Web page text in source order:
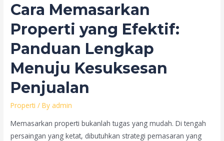
Rumah
Idaman
Tanpa
Uang
Muka?
Ketahui
Fakta
Syaratnya!
Cara Memasarkan
Properti yang Efektif:
Panduan Lengkap
Menuju Kesuksesan
Penjualan
Properti / By admin
Memasarkan properti bukanlah tugas yang mudah. Di tengah
persaingan yang ketat, dibutuhkan strategi pemasaran yang